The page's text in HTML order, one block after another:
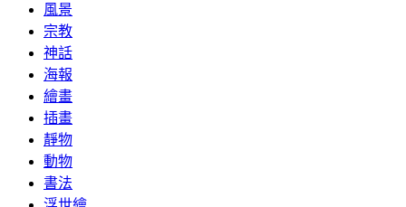
風景
宗教
神話
海報
繪畫
插畫
靜物
動物
書法